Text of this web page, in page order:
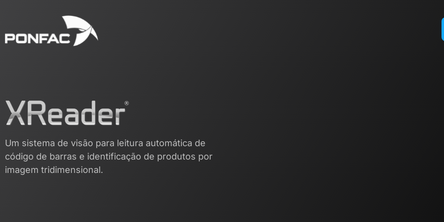
Um sistema de visão para leitura automática de
código de barras e identificação de produtos por
imagem tridimensional.